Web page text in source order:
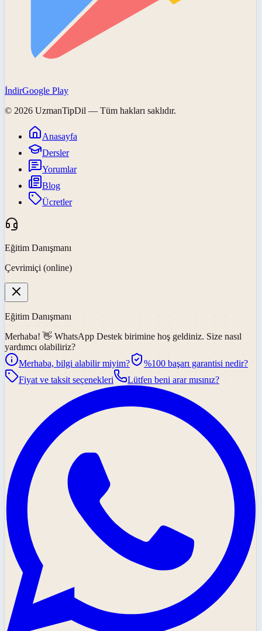
İndirGoogle Play
© 2026 UzmanTipDil — Tüm hakları saklıdır.
Anasayfa
Dersler
Yorumlar
Blog
Ücretler
Eğitim Danışmanı
Çevrimiçi (online)
Eğitim Danışmanı
Merhaba! 👋 WhatsApp Destek birimine hoş geldiniz. Size nasıl
yardımcı olabiliriz?
Merhaba, bilgi alabilir miyim?
%100 başarı garantisi nedir?
Fiyat ve taksit seçenekleri
Lütfen beni arar mısınız?